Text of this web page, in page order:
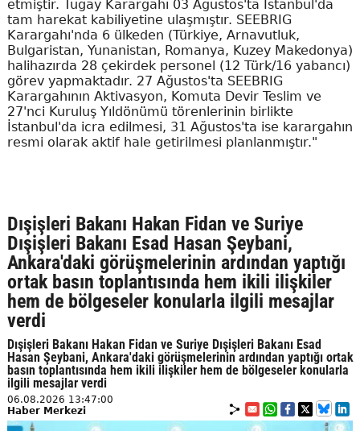
etmiştir. Tugay Karargahı 03 Ağustos'ta İstanbul'da
tam harekat kabiliyetine ulaşmıştır. SEEBRIG
Karargahı'nda 6 ülkeden (Türkiye, Arnavutluk,
Bulgaristan, Yunanistan, Romanya, Kuzey Makedonya)
halihazırda 28 çekirdek personel (12 Türk/16 yabancı)
görev yapmaktadır. 27 Ağustos'ta SEEBRIG
Karargahının Aktivasyon, Komuta Devir Teslim ve
27'nci Kuruluş Yıldönümü törenlerinin birlikte
İstanbul'da icra edilmesi, 31 Ağustos'ta ise karargahın
resmi olarak aktif hale getirilmesi planlanmıştır."
Dışişleri Bakanı Hakan Fidan ve Suriye
Dışişleri Bakanı Esad Hasan Şeybani,
Ankara'daki görüşmelerinin ardından yaptığı
ortak basın toplantısında hem ikili ilişkiler
hem de bölgeseler konularla ilgili mesajlar
verdi
Dışişleri Bakanı Hakan Fidan ve Suriye Dışişleri Bakanı Esad
Hasan Şeybani, Ankara'daki görüşmelerinin ardından yaptığı ortak
basın toplantısında hem ikili ilişkiler hem de bölgeseler konularla
ilgili mesajlar verdi
06.08.2026 13:47:00
Haber Merkezi